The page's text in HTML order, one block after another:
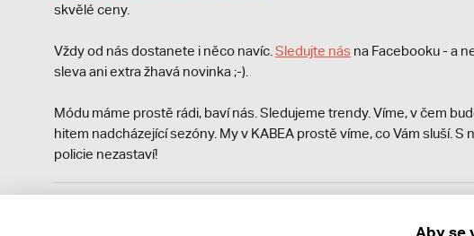
skvělé ceny.
Vždy od nás dostanete i něco navíc. Sledujte nás na Facebooku - a
sleva ani extra žhavá novinka ;-).
Módu máme prostě rádi, baví nás. Sledujeme trendy. Víme, v čem
hitem nadcházející sezóny. My v KABEA prostě víme, co Vám sluší. S
policie nezastaví!
Zároveň je povinen zaevidovat přijatou tržbu u správce daně online;
Aby se